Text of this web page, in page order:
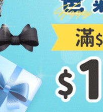
紋色地墊 50x50x2cm 4入組 淺
木紋
NT$999
NT$1,580